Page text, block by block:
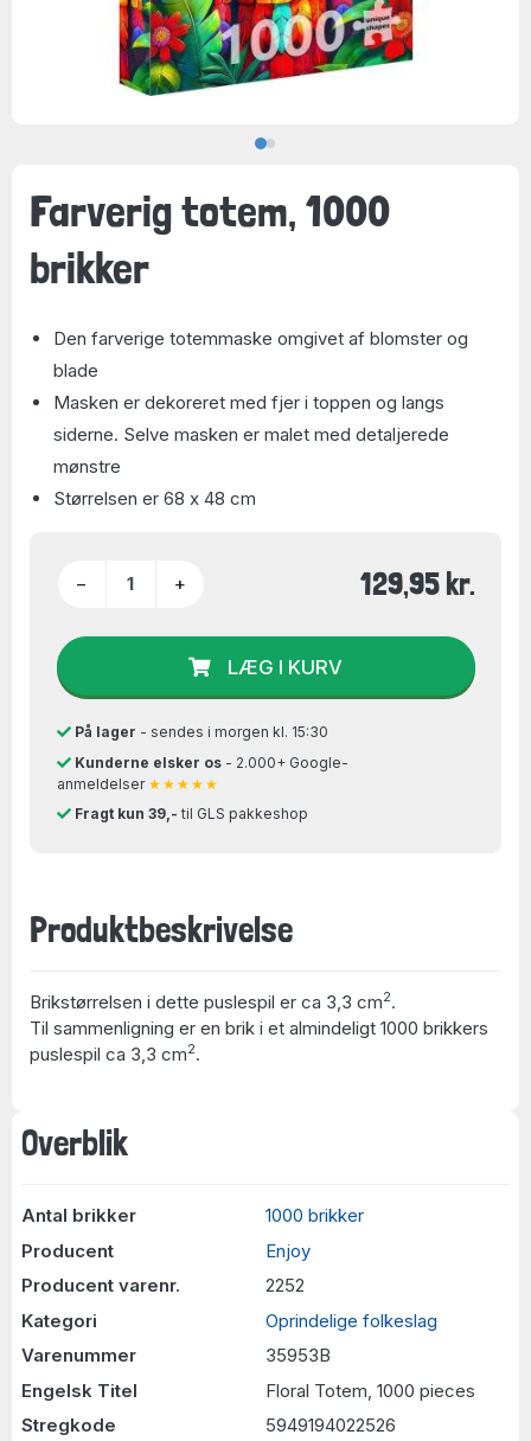
Overblik
Antal brikker
1000 brikker
Producent
Enjoy
Producent varenr.
2252
Kategori
Oprindelige folkeslag
Varenummer
35953B
Engelsk Titel
Floral Totem, 1000 pieces
Stregkode
5949194022526
Farverig totem, 1000
brikker
Den farverige totemmaske omgivet af blomster og
blade
Masken er dekoreret med fjer i toppen og langs
siderne. Selve masken er malet med detaljerede
mønstre
Størrelsen er 68 x 48 cm
− + 129,95 kr.
LÆG I KURV
På lager - sendes i morgen kl. 15:30
Kunderne elsker os- 2.000+ Google-
anmeldelser ★★★★★
Fragt kun 39,- til GLS pakkeshop
Produktbeskrivelse
Brikstørrelsen i dette puslespil er ca 3,3 cm2.
Til sammenligning er en brik i et almindeligt 1000 brikkers
puslespil ca 3,3 cm2.